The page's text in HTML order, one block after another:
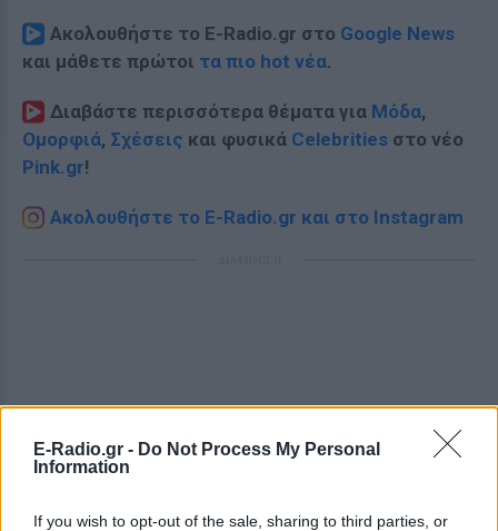
E-Radio.gr - Do Not Process My Personal
Information
If you wish to opt-out of the sale, sharing to third parties, or
Ακολουθήστε το E-Radio.gr στο Google News
και μάθετε πρώτοι τα πιο hot νέα.
Διαβάστε περισσότερα θέματα για Μόδα,
Ομορφιά, Σχέσεις και φυσικά Celebrities στο νέο
Pink.gr!
Ακολουθήστε το E-Radio.gr και στο Instagram